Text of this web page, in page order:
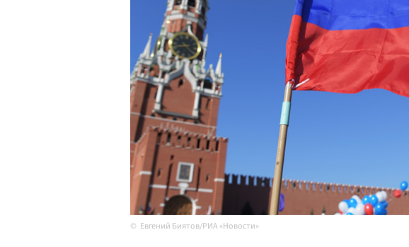
Евгений Биятов/РИА «Новости»